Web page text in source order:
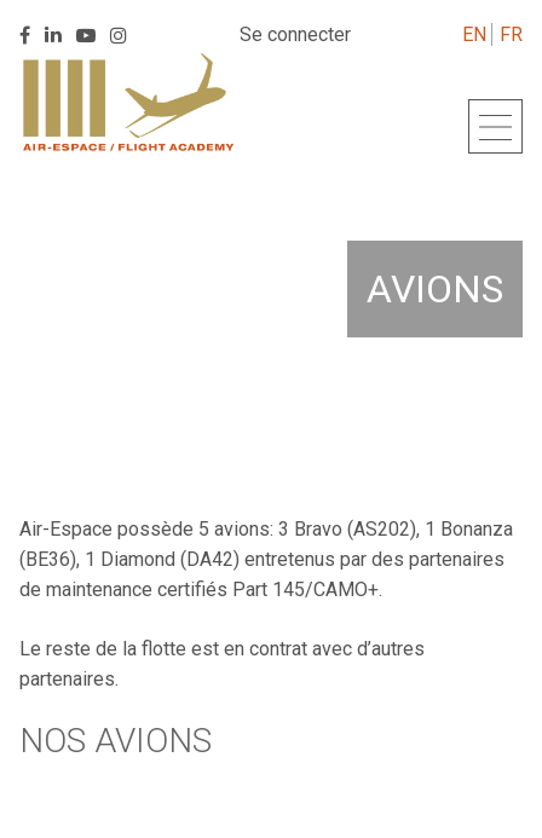
Retour
Retrouver
Air
Facebook
Retrouver
Air
Linkedin
Retrouver
Air
Espace
Youtube
Retrouver
Espace
sur
Instagram
Se connecter EN FR
AVIONS
Air-Espace possède 5 avions: 3 Bravo (AS202), 1 Bonanza
(BE36), 1 Diamond (DA42) entretenus par des partenaires
de maintenance certifiés Part 145/CAMO+.
Le reste de la flotte est en contrat avec d’autres
partenaires.
NOS AVIONS